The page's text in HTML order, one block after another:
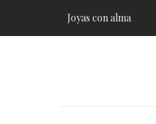
Joyas con alma